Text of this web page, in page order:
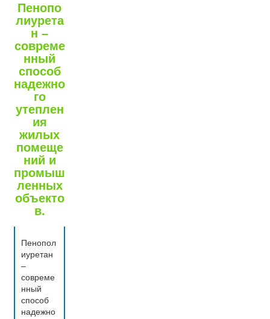
Пенопо
лиурета
н –
совреме
нный
способ
надежно
го
утеплен
ия
жилых
помеще
ний и
промыш
ленных
объекто
в.
Пенопол
иуретан
–
совреме
нный
способ
надежно